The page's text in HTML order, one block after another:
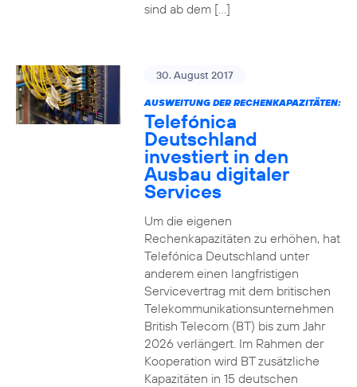
sind ab dem […]
30. August 2017
AUSWEITUNG DER RECHENKAPAZITÄTEN:
Telefónica
Deutschland
investiert in den
Ausbau digitaler
Services
Um die eigenen
Rechenkapazitäten zu erhöhen, hat
Telefónica Deutschland unter
anderem einen langfristigen
Servicevertrag mit dem britischen
Telekommunikationsunternehmen
British Telecom (BT) bis zum Jahr
2026 verlängert. Im Rahmen der
Kooperation wird BT zusätzliche
Kapazitäten in 15 deutschen